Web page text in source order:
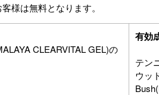
様は無料となります。
CLEARVITAL GEL)の
有効
テン
ウッ